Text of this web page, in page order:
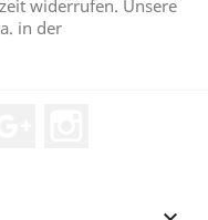
widerrufen. Unsere
in der